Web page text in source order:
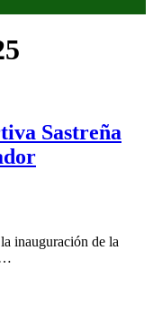
Sastreña
inauguración de la